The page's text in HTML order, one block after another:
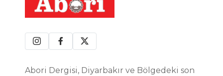
Abori Dergisi, Diyarbakır ve Bölgedeki son